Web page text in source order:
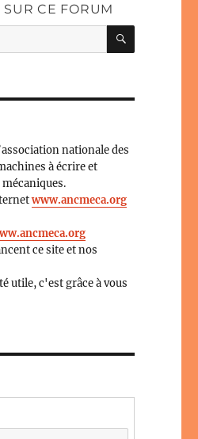
CE FORUM
nationale des
à écrire et
www.ancmeca.org
ce site et nos
utile, c'est grâce à vous